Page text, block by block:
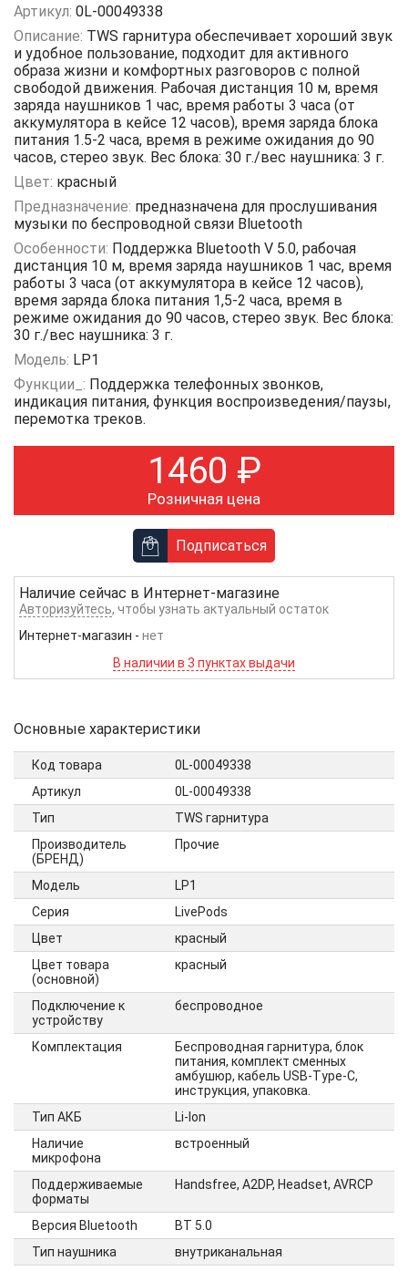
Артикул: 0L-00049338
Описание: TWS гарнитура обеспечивает хороший звук
и удобное пользование, подходит для активного
образа жизни и комфортных разговоров с полной
свободой движения. Рабочая дистанция 10 м, время
заряда наушников 1 час, время работы 3 часа (от
аккумулятора в кейсе 12 часов), время заряда блока
питания 1.5-2 часа, время в режиме ожидания до 90
часов, стерео звук. Вес блока: 30 г./вес наушника: 3 г.
Цвет: красный
Предназначение: предназначена для прослушивания
музыки по беспроводной связи Bluetooth
Особенности: Поддержка Bluetooth V 5.0, рабочая
дистанция 10 м, время заряда наушников 1 час, время
работы 3 часа (от аккумулятора в кейсе 12 часов),
время заряда блока питания 1,5-2 часа, время в
режиме ожидания до 90 часов, стерео звук. Вес блока:
30 г./вес наушника: 3 г.
Модель: LP1
Функции_: Поддержка телефонных звонков,
индикация питания, функция воспроизведения/паузы,
перемотка треков.
1460 ₽
Розничная цена
Подписаться
Наличие сейчас в Интернет-магазине
Авторизуйтесь, чтобы узнать актуальный остаток
Интернет-магазин - нет
В наличии в 3 пунктах выдачи
Основные характеристики
Код товара
0L-00049338
Артикул
0L-00049338
Тип
TWS гарнитура
Производитель
(БРЕНД)
Прочие
Модель
LP1
Серия
LivePods
Цвет
красный
Цвет товара
(основной)
красный
Подключение к
устройству
беспроводное
Комплектация
Беспроводная гарнитура, блок
питания, комплект сменных
амбушюр, кабель USB-Type-C,
инструкция, упаковка.
Тип АКБ
Li-Ion
Наличие
микрофона
встроенный
Поддерживаемые
форматы
Handsfree, A2DP, Headset, AVRCP
Версия Bluetooth
BT 5.0
Тип наушника
внутриканальная